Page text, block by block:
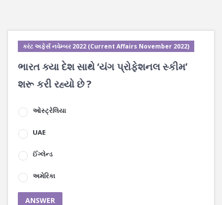
કરંટ અફેર્સ નવેમ્બર 2022 (Current Affairs November 2022)
ભારત ક્યા દેશ સાથે ‘યંગ પ્રોફેશનલ સ્કીમ’
શરૂ કરી રહ્યો છે ?
ઓસ્ટ્રેલિયા
UAE
ઈંગ્લેન્ડ
અમેરિકા
ANSWER